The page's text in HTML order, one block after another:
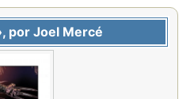
por Joel Mercé